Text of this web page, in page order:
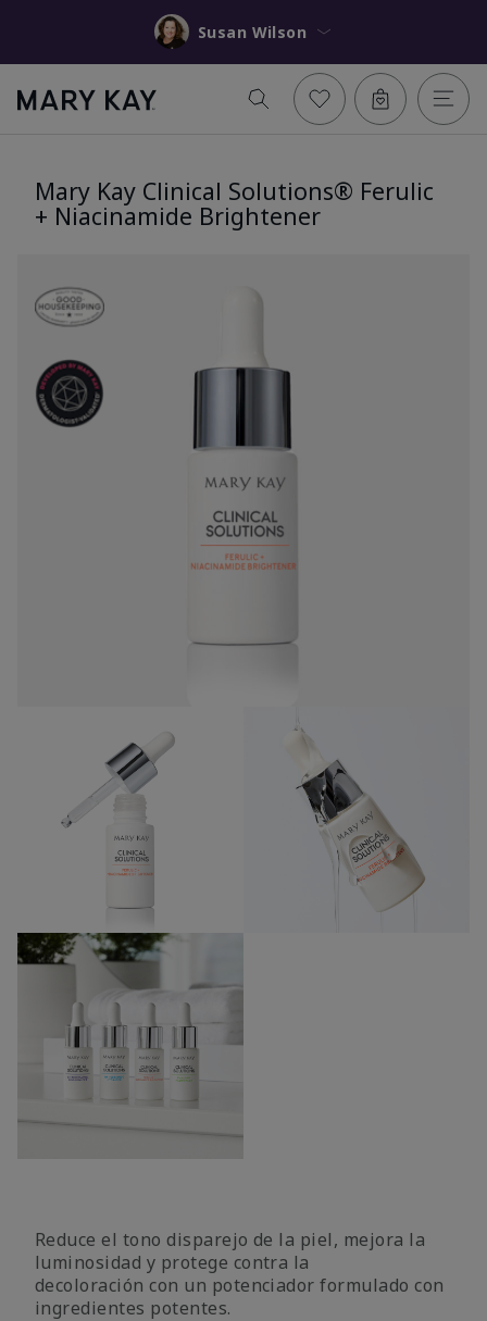
Susan Wilson
Mary Kay Clinical Solutions® Ferulic
+ Niacinamide Brightener
Reduce el tono disparejo de la piel, mejora la
luminosidad y protege contra la
decoloración con un potenciador formulado con
ingredientes potentes.